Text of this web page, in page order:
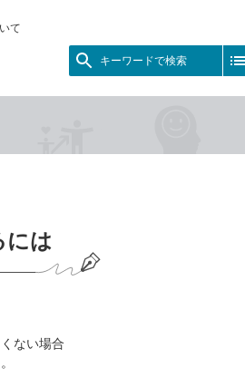
て
キーワードで検索
には
ない場合